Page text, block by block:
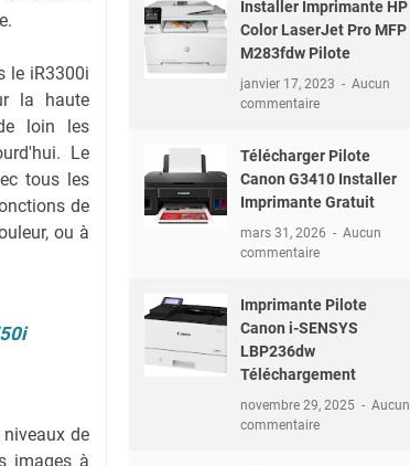
le iR3300i
la haute
loin les
Le
tous les
de
ou à
de
images à
Installer Imprimante HP
Color LaserJet Pro MFP
M283fdw Pilote
janvier 17, 2023
Aucun
commentaire
Télécharger Pilote
Canon G3410 Installer
Imprimante Gratuit
mars 31, 2026
Aucun
commentaire
Imprimante Pilote
Canon i-SENSYS
LBP236dw
Téléchargement
novembre 29, 2025
Aucun
commentaire